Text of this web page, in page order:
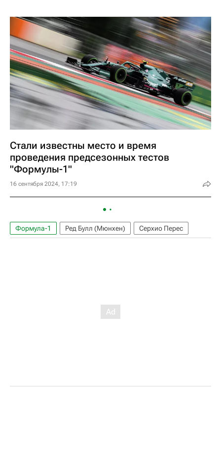
Стали известны место и время
проведения предсезонных тестов
"Формулы-1"
16 сентября 2024, 17:19
Формула-1 Ред Булл (Мюнхен) Серхио Перес